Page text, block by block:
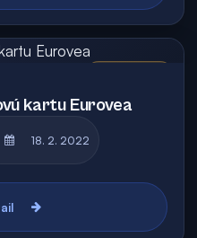
kartu Eurovea
18. 2. 2022